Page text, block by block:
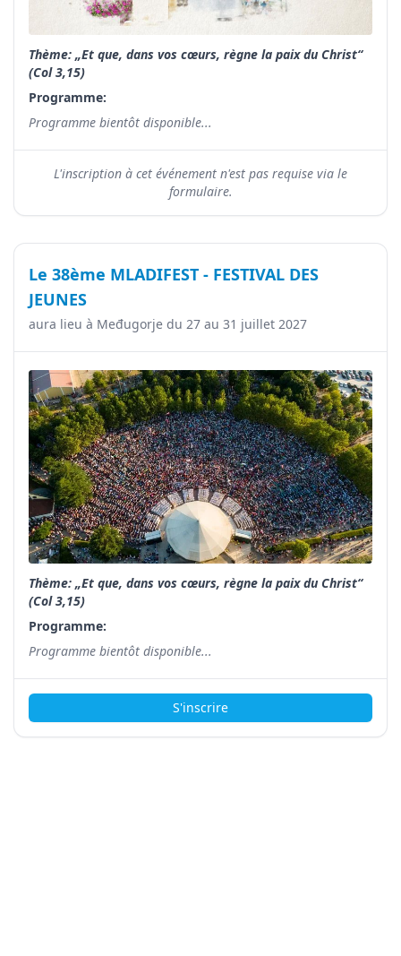
Thème: „Et que, dans vos cœurs, règne la paix du Christ“
(Col 3,15)
Programme:
Programme bientôt disponible...
L'inscription à cet événement n'est pas requise via le
formulaire.
Le 38ème MLADIFEST - FESTIVAL DES
JEUNES
aura lieu à Međugorje du 27 au 31 juillet 2027
Thème: „Et que, dans vos cœurs, règne la paix du Christ“
(Col 3,15)
Programme:
Programme bientôt disponible...
S'inscrire